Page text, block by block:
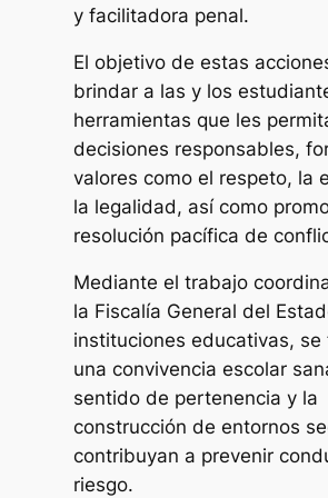
y facilitadora penal.
El objetivo de estas
brindar a las y los
herramientas que les
decisiones responsables,
valores como el respeto, la
la legalidad, así como
resolución pacífica de
Mediante el trabajo
la Fiscalía General del
instituciones educativas, se
una convivencia escolar
sentido de pertenencia y la
construcción de entornos
contribuyan a prevenir
riesgo.